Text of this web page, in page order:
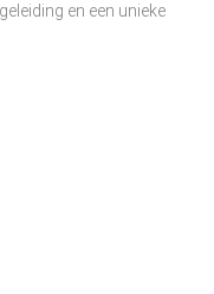
en een unieke